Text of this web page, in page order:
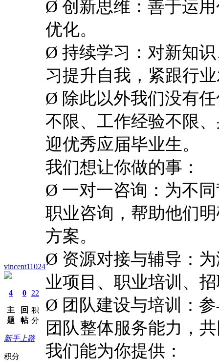
vincent11024
4
主
题
0
回
帖
22
积
分
新手上路
积分
Ø 创新思维：善于运
优化。
Ø 持续学习：对新知
习提升自我，紧跟行
Ø 除此以外我们没有
不限、工作经验不限
迎优秀应届毕业生。
我们想让你做的事：
Ø 一对一咨询：为不
职业咨询，帮助他们
方案。
Ø 资源对接与辅导：
业项目、职业培训、
Ø 团队建设与培训：
团队整体服务能力，
我们能为你提供：